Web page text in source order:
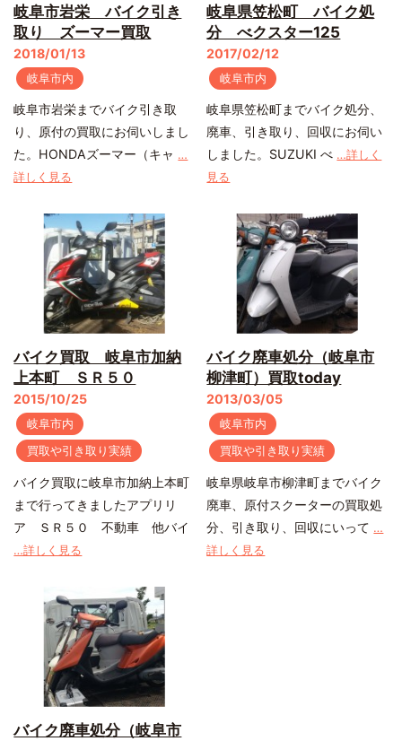
岐阜市岩栄 バイク引き
取り ズーマー買取
2018/01/13
岐阜市内
岐阜市岩栄までバイク引き取
り、原付の買取にお伺いしまし
た。HONDAズーマー（キャ …
詳しく見る
岐阜県笠松町 バイク処
分 べクスター125
2017/02/12
岐阜市内
岐阜県笠松町までバイク処分、
廃車、引き取り、回収にお伺い
しました。SUZUKI べ …詳しく
見る
バイク買取 岐阜市加納
上本町 ＳＲ５０
2015/10/25
岐阜市内
買取や引き取り実績
バイク買取に岐阜市加納上本町
まで行ってきましたアプリリ
ア ＳＲ５０ 不動車 他バイ
…詳しく見る
バイク廃車処分（岐阜市
柳津町）買取today
2013/03/05
岐阜市内
買取や引き取り実績
岐阜県岐阜市柳津町までバイク
廃車、原付スクーターの買取処
分、引き取り、回収にいって …
詳しく見る
バイク廃車処分（岐阜市